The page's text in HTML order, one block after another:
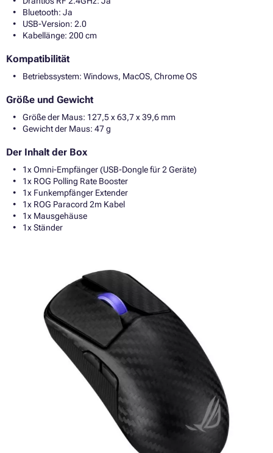
Bluetooth: Ja
USB-Version: 2.0
Kabellänge: 200 cm
Kompatibilität
Betriebssystem: Windows, MacOS, Chrome OS
Größe und Gewicht
Größe der Maus: 127,5 x 63,7 x 39,6 mm
Gewicht der Maus: 47 g
Der Inhalt der Box
1x Omni-Empfänger (USB-Dongle für 2 Geräte)
1x ROG Polling Rate Booster
1x Funkempfänger Extender
1x ROG Paracord 2m Kabel
1x Mausgehäuse
1x Ständer